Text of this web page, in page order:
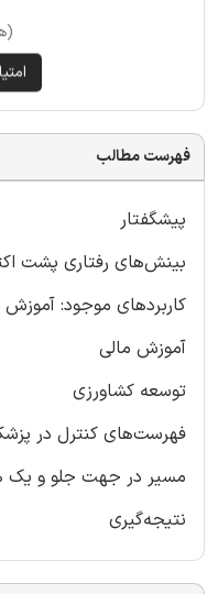
فهرست مطالب
پیشگفتار
بینش‌های رفتاری پشت
کاربردهای موجود:
آموزش مالی
توسعه‌ کشاورزی
فهرست‌های کنترل در
مسیر در جهت جلو و یک
نتیجه‌گیری